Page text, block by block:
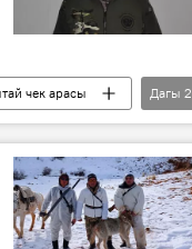
чек арасы
Дагы 2